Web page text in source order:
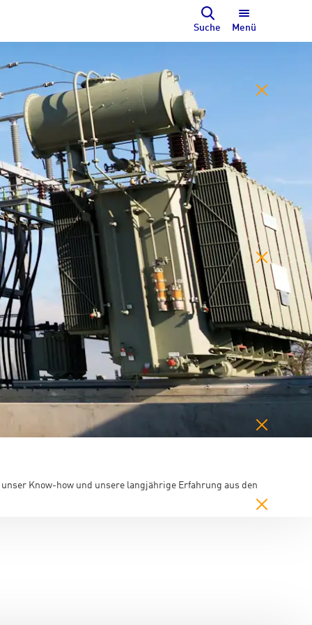
Suche Menü
Know-how und unsere langjährige Erfahrung aus den